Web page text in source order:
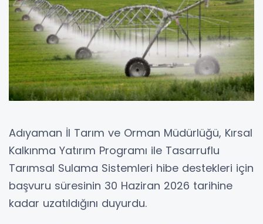
Adıyaman İl Tarım ve Orman Müdürlüğü, Kırsal
Kalkınma Yatırım Programı ile Tasarruflu
Tarımsal Sulama Sistemleri hibe destekleri için
başvuru süresinin 30 Haziran 2026 tarihine
kadar uzatıldığını duyurdu.